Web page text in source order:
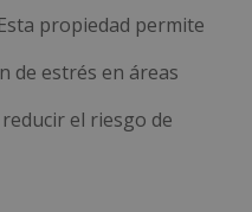
propiedad permite
de estrés en áreas
el riesgo de